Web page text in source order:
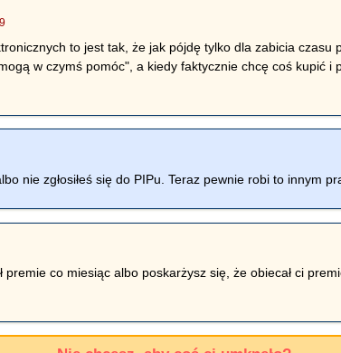
to jest tak, że jak pójdę tylko dla zabicia czasu
w czymś pomóc", a kiedy faktycznie chcę coś kupić i
nie zgłosiłeś się do PIPu. Teraz pewnie robi to innym
premie co miesiąc albo poskarżysz się, że obiecał ci